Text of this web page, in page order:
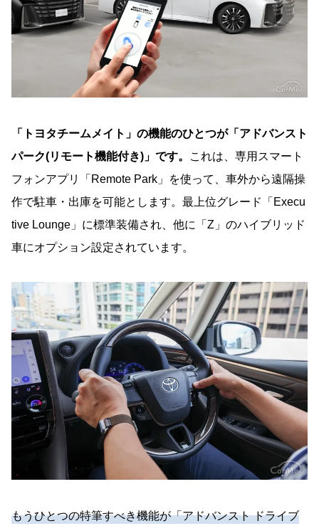
「トヨタチームメイト」の機能のひとつが「アドバンスト
パーク(リモート機能付き)」です。
これは、専用スマート
フォンアプリ「Remote Park」を使って、車外から遠隔操
作で駐車・出庫を可能とします。最上位グレード「Execu
tive Lounge」に標準装備され、他に「Z」のハイブリッド
車にオプション設定されています。
もうひとつの特筆すべき機能が「アドバンスト ドライブ